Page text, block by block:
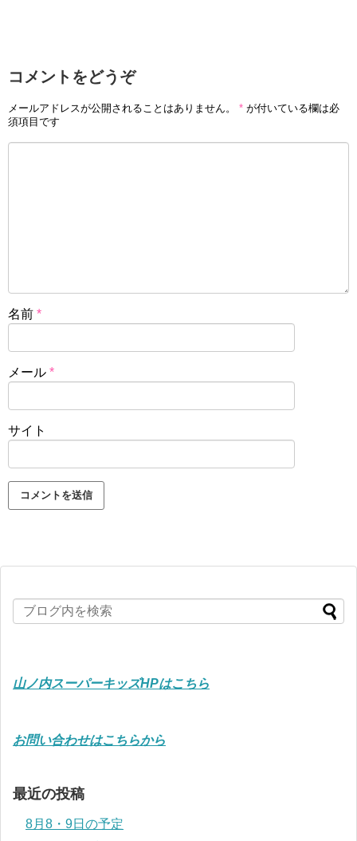
コメントをどうぞ
メールアドレスが公開されることはありません。 * が付いている欄は必
須項目です
名前 *
メール *
サイト
山ノ内スーパーキッズHPはこちら
お問い合わせはこちらから
最近の投稿
8月8・9日の予定